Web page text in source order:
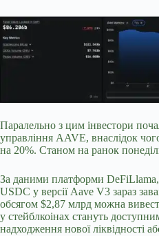
Паралельно з цим інвестори
управління AAVE, внаслідок
на 20%. Станом на ранок
За даними платформи
USDC у версії Aave V3 зараз
обсягом $2,87 млрд можна
у стейблкоінах стануть
надходження нової ліквідності